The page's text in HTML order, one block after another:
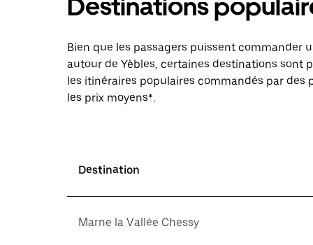
Destinations
Bien que les passagers puissent commander
autour de Yèbles, certaines destinations sont
les itinéraires populaires commandés par des
les prix moyens*.
Destination
Marne la Vallée Chessy